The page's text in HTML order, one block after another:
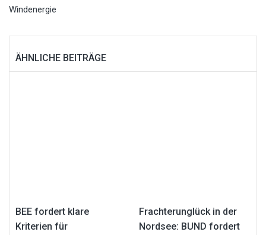
Windenergie
ÄHNLICHE BEITRÄGE
BEE fordert klare
Kriterien für
Frachterunglück in der
Nordsee: BUND fordert